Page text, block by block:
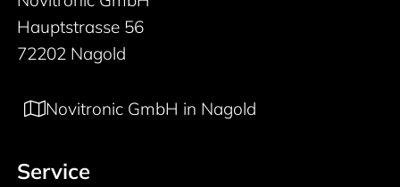
Hauptstrasse 56
72202 Nagold
Novitronic GmbH in Nagold
Service